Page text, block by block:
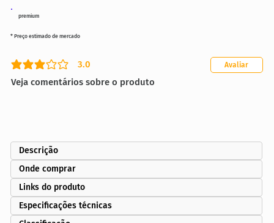
premium
3.0
classificação média é 3 de 5
Veja comentários sobre o produto
Avaliar
* Preço estimado de mercado
Descrição
Onde comprar
Links do produto
Especificações técnicas